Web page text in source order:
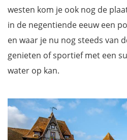
westen kom je ook nog de
in de negentiende eeuw een
en waar je nu nog steeds van
genieten of sportief met een
water op kan.